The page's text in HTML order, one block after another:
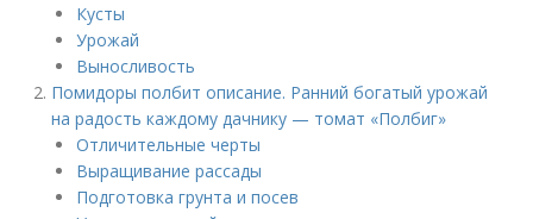
Кусты
Урожай
Выносливость
Помидоры полбит описание. Ранний богатый урожай
на радость каждому дачнику — томат «Полбиг»
Отличительные черты
Выращивание рассады
Подготовка грунта и посев